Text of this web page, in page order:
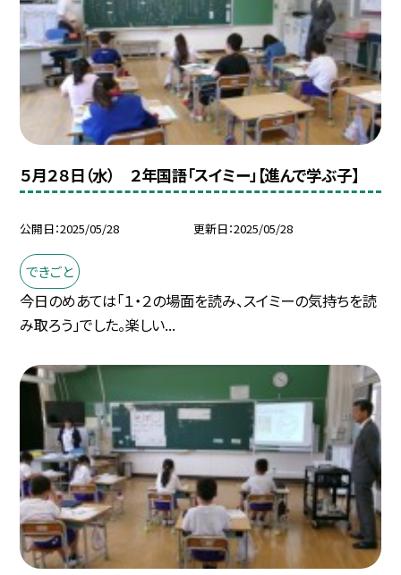
５月２８日（水） ２年国語「スイミー」【進んで学ぶ子】
公開日 2025/05/28 更新日 2025/05/28
できごと
今日のめあては「１・２の場面を読み、スイミーの気持ちを読
み取ろう」でした。楽しい...